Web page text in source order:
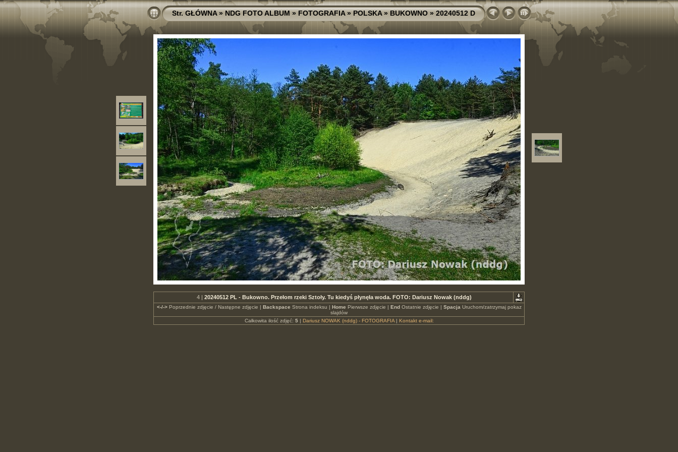
Str. GŁÓWNA»NDG FOTO ALBUM»FOTOGRAFIA»POLSKA»BUKOWNO»20240512 D
4 | 20240512 PL - Bukowno. Przełom rzeki Sztoły. Tu kiedyś płynęła woda. FOTO: Dariusz Nowak (nddg)
<-/->Poprzednie zdjęcie / Następne zdjęcie | Backspace Strona indeksu | Home Pierwsze zdjęcie | EndOstatnie zdjęcie | Spacja Uruchom/zatrzymaj pokaz
slajdów
Całkowita ilość zdjęć: 5| Dariusz NOWAK (nddg) - FOTOGRAFIA| Kontakt e-mail: